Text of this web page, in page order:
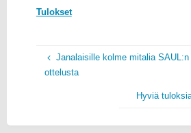
Tulokset
Janalaisille kolme mitalia
ottelusta
Hyviä